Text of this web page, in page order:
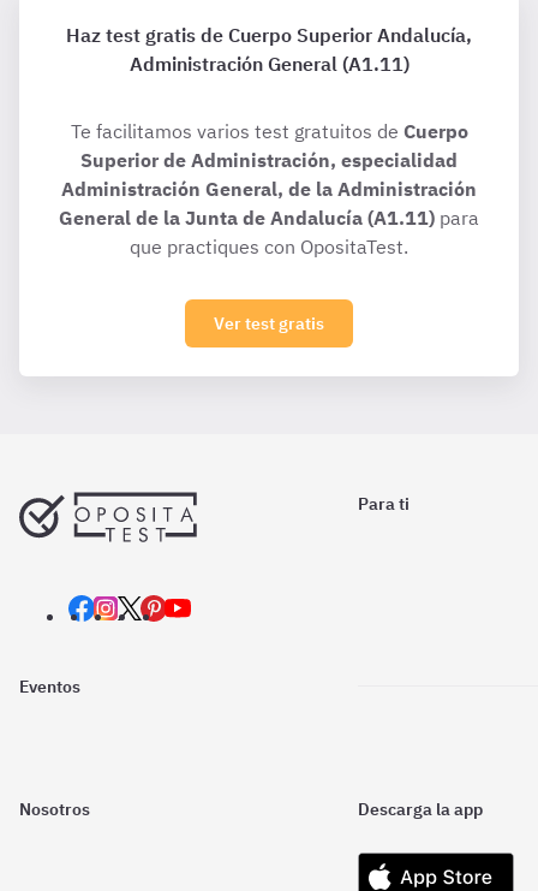
Haz test gratis de Cuerpo Superior Andalucía,
Administración General (A1.11)
Te facilitamos varios test gratuitos de Cuerpo
Superior de Administración, especialidad
Administración General, de la Administración
General de la Junta de Andalucía (A1.11) para
que practiques con OpositaTest.
Ver test gratis
Para ti
Eventos
Nosotros Descarga la app